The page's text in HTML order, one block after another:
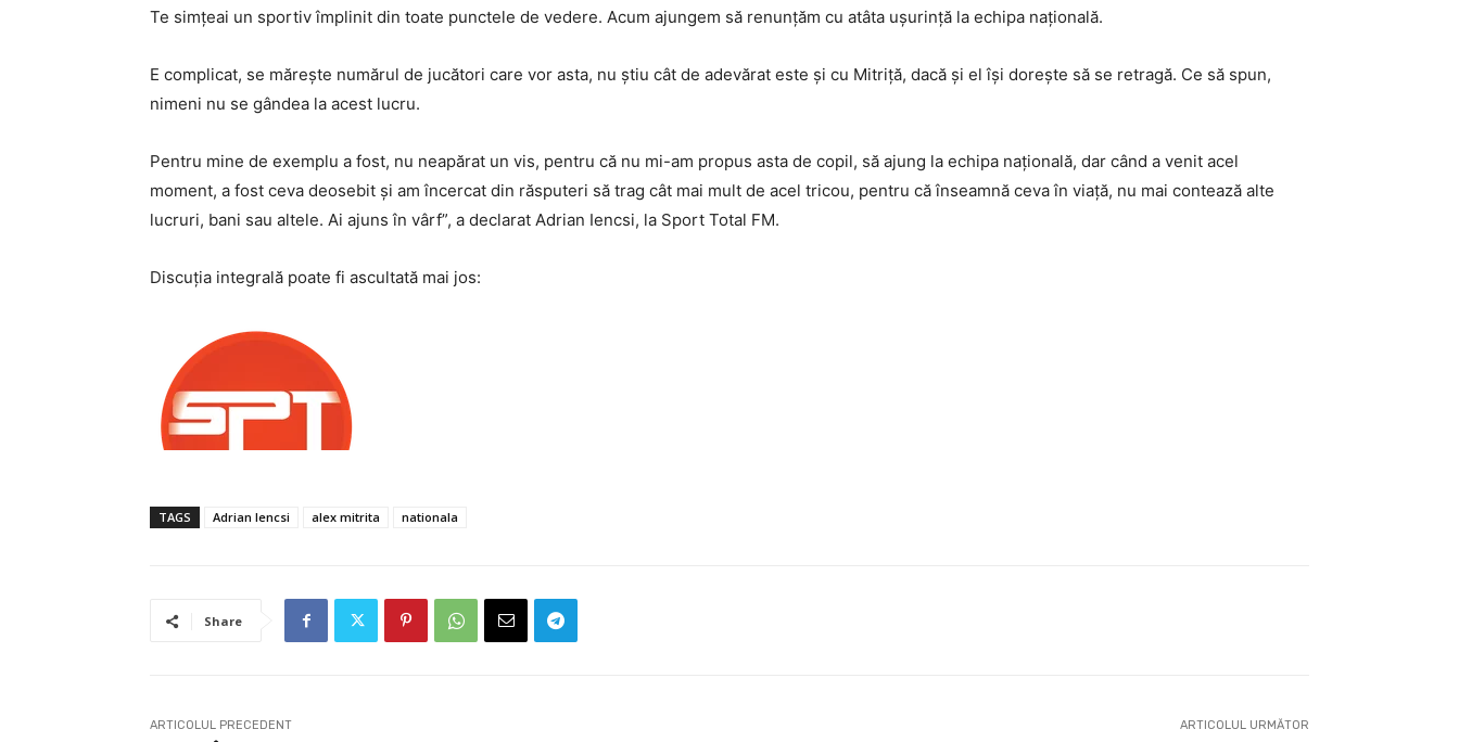
Te simțeai un sportiv împlinit din toate punctele de vedere. Acum ajungem să renunțăm cu atâta ușurință la echipa națională.
E complicat, se mărește numărul de jucători care vor asta, nu știu cât de adevărat este și cu Mitriță, dacă și el își dorește să se retragă. Ce să spun,
nimeni nu se gândea la acest lucru.
Pentru mine de exemplu a fost, nu neapărat un vis, pentru că nu mi-am propus asta de copil, să ajung la echipa națională, dar când a venit acel
moment, a fost ceva deosebit și am încercat din răsputeri să trag cât mai mult de acel tricou, pentru că înseamnă ceva în viață, nu mai contează alte
lucruri, bani sau altele. Ai ajuns în vârf”, a declarat Adrian Iencsi, la Sport Total FM.
Discuția integrală poate fi ascultată mai jos:
TAGS Adrian Iencsi alex mitrita nationala
Share
ARTICOLUL PRECEDENT ARTICOLUL URMĂTOR